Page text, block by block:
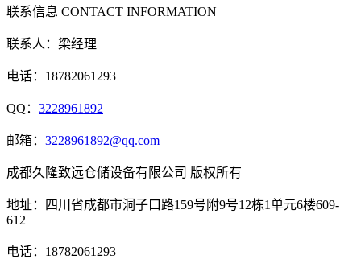
联系信息 CONTACT INFORMATION
联系人：梁经理
电话：18782061293
QQ： 3228961892
邮箱： 3228961892@qq.com
成都久隆致远仓储设备有限公司 版权所有
地址：四川省成都市洞子口路159号附9号12栋1单元6楼609-
612
电话：18782061293